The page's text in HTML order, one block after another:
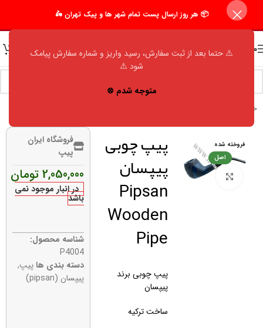
⚠️ حتما بعد از ثبت سفارش، رسید واریز و شماره سفارش پیامک
شود ⚠️
متوجه شدم ⊗
📦 هر روز ارسال پست تمام شهر ها و پیک تهران 🛵
منو
خانه
فروخته شده
اصل
برای بزرگنمایی کلیک کنید
پیپ چوبی
پیپسان
Pipsan
Wooden
Pipe
پیپ چوبی برند
پیپسان
ساخت ترکیه
فروشگاه ایران
پیپ
2,050,000 تومان
در انبار موجود نمی
باشد
شناسه محصول:
P4004
دسته بندی ها پیپ,
پیپسان (pipsan)